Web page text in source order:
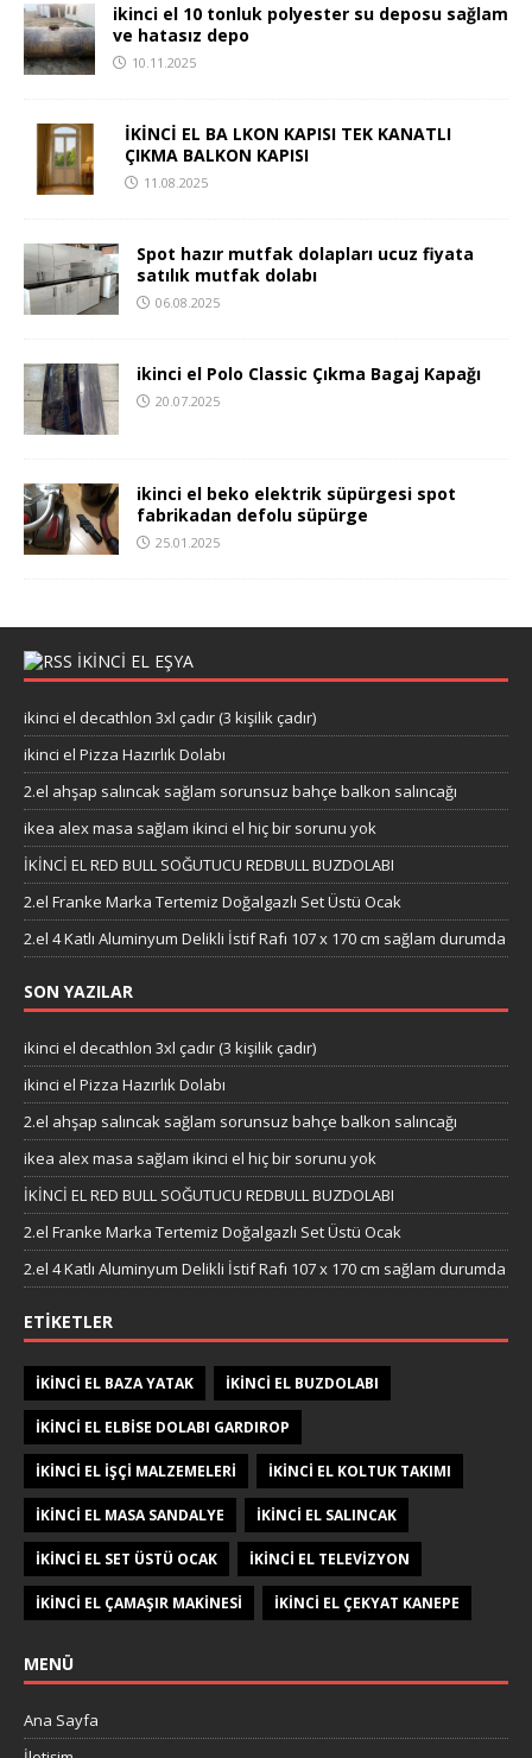
ikinci el 10 tonluk polyester su deposu sağlam
ve hatasız depo
10.11.2025
İKİNCİ EL BA LKON KAPISI TEK KANATLI
ÇIKMA BALKON KAPISI
11.08.2025
Spot hazır mutfak dolapları ucuz fiyata
satılık mutfak dolabı
06.08.2025
ikinci el Polo Classic Çıkma Bagaj Kapağı
20.07.2025
ikinci el beko elektrik süpürgesi spot
fabrikadan defolu süpürge
25.01.2025
IKINCI EL EŞYA
ikinci el decathlon 3xl çadır (3 kişilik çadır)
ikinci el Pizza Hazırlık Dolabı
2.el ahşap salıncak sağlam sorunsuz bahçe balkon salıncağı
ikea alex masa sağlam ikinci el hiç bir sorunu yok
İKİNCİ EL RED BULL SOĞUTUCU REDBULL BUZDOLABI
2.el Franke Marka Tertemiz Doğalgazlı Set Üstü Ocak
2.el 4 Katlı Aluminyum Delikli İstif Rafı 107 x 170 cm sağlam durumda
SON YAZILAR
ikinci el decathlon 3xl çadır (3 kişilik çadır)
ikinci el Pizza Hazırlık Dolabı
2.el ahşap salıncak sağlam sorunsuz bahçe balkon salıncağı
ikea alex masa sağlam ikinci el hiç bir sorunu yok
İKİNCİ EL RED BULL SOĞUTUCU REDBULL BUZDOLABI
2.el Franke Marka Tertemiz Doğalgazlı Set Üstü Ocak
2.el 4 Katlı Aluminyum Delikli İstif Rafı 107 x 170 cm sağlam durumda
ETIKETLER
IKINCI EL BAZA YATAK IKINCI EL BUZDOLABI
IKINCI EL ELBISE DOLABI GARDIROP
IKINCI EL IŞÇI MALZEMELERI IKINCI EL KOLTUK TAKIMI
IKINCI EL MASA SANDALYE IKINCI EL SALINCAK
IKINCI EL SET ÜSTÜ OCAK IKINCI EL TELEVIZYON
IKINCI EL ÇAMAŞIR MAKINESI IKINCI EL ÇEKYAT KANEPE
MENÜ
Ana Sayfa